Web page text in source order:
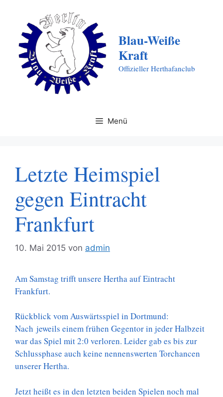
springen
Blau-Weiße
Kraft
Offizieller Herthafanclub
Menü
Letzte Heimspiel
gegen Eintracht
Frankfurt
10. Mai 2015 von admin
Am Samstag trifft unsere Hertha auf Eintracht
Frankfurt.
Rückblick vom Auswärtsspiel in Dortmund:
Nach jeweils einem frühen Gegentor in jeder Halbzeit
war das Spiel mit 2:0 verloren. Leider gab es bis zur
Schlussphase auch keine nennenswerten Torchancen
unserer Hertha.
Jetzt heißt es in den letzten beiden Spielen noch mal